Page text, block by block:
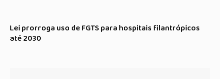
Lei prorroga uso de FGTS para hospitais filantrópicos
até 2030